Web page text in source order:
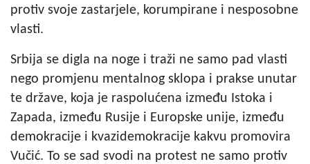
protiv svoje zastarjele, korumpirane i nesposobne
vlasti.
Srbija se digla na noge i traži ne samo pad vlasti
nego promjenu mentalnog sklopa i prakse unutar
te države, koja je raspolućena između Istoka i
Zapada, između Rusije i Europske unije, između
demokracije i kvazidemokracije kakvu promovira
Vučić. To se sad svodi na protest ne samo protiv